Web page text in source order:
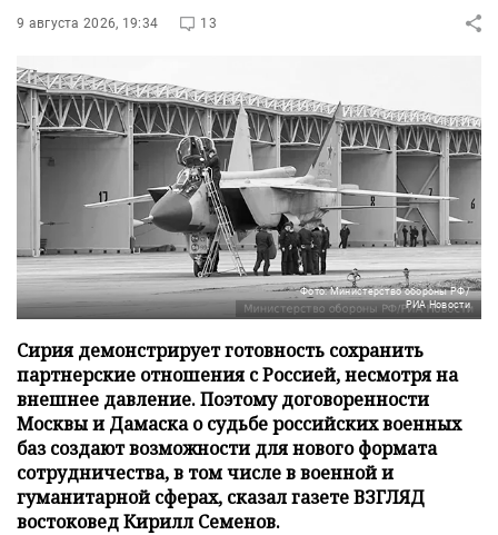
9 августа 2026, 19:34 13
Фото: Министерство обороны РФ/
РИА Новости
Сирия демонстрирует готовность сохранить
партнерские отношения с Россией, несмотря на
внешнее давление. Поэтому договоренности
Москвы и Дамаска о судьбе российских военных
баз создают возможности для нового формата
сотрудничества, в том числе в военной и
гуманитарной сферах, сказал газете ВЗГЛЯД
востоковед Кирилл Семенов.